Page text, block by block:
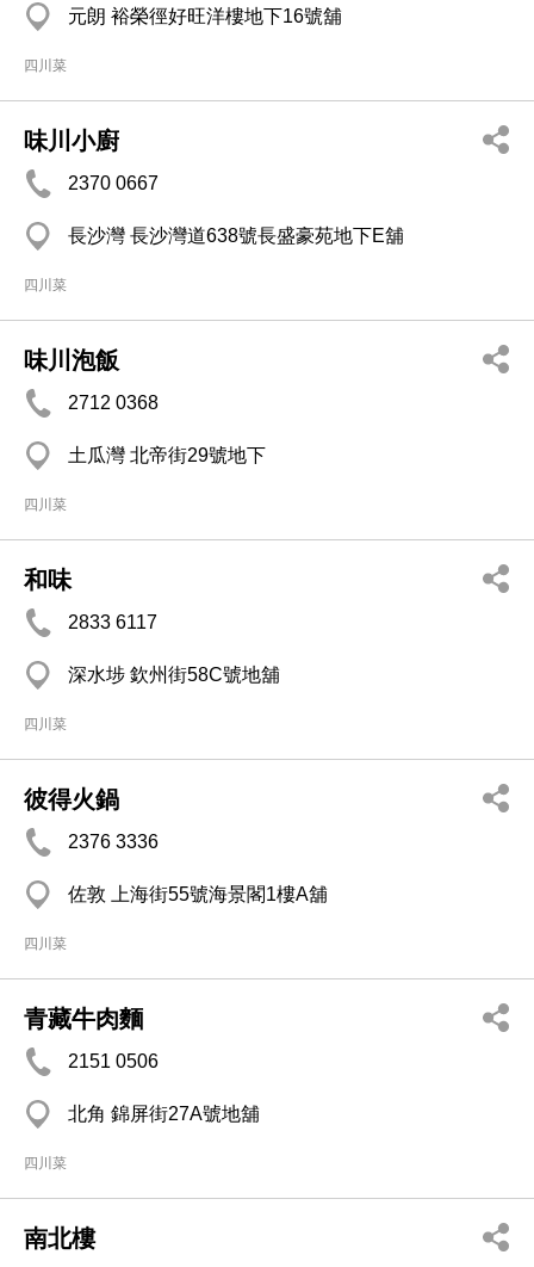
元朗 裕榮徑好旺洋樓地下16號舖
四川菜
味川小廚
2370 0667
長沙灣 長沙灣道638號長盛豪苑地下E舖
四川菜
味川泡飯
2712 0368
土瓜灣 北帝街29號地下
四川菜
和味
2833 6117
深水埗 欽州街58C號地舖
四川菜
彼得火鍋
2376 3336
佐敦 上海街55號海景閣1樓A舖
四川菜
青藏牛肉麵
2151 0506
北角 錦屏街27A號地舖
四川菜
南北樓